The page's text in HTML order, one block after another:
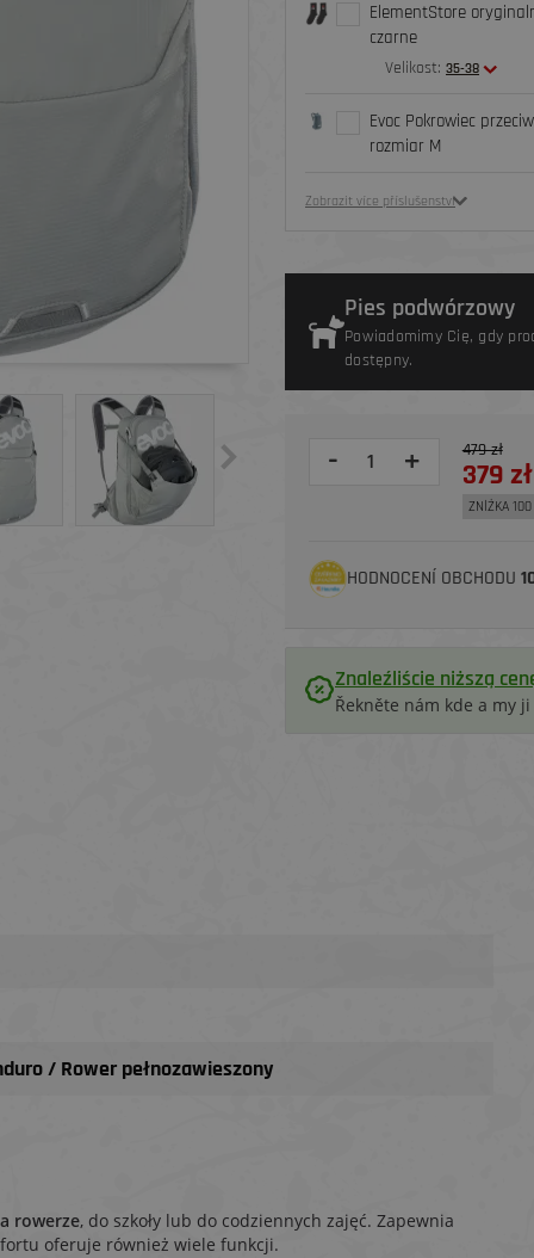
ElementStore
czarne
Velikost: 35-38
Evoc Pokrowiec
rozmiar M
Zobrazit více příslušenství
Pies podwórzowy
Powiadomimy Cię, gdy
dostępny.
- + 479 zł
379 zł
ZNİŻKA 100
HODNOCENÍ OBCHODU
Znaleźliście niższą
Řekněte nám kde a my
/ Rower pełnozawieszony
rowerze, do szkoły lub do codziennych zajęć. Zapewnia
oferuje również wiele funkcji.